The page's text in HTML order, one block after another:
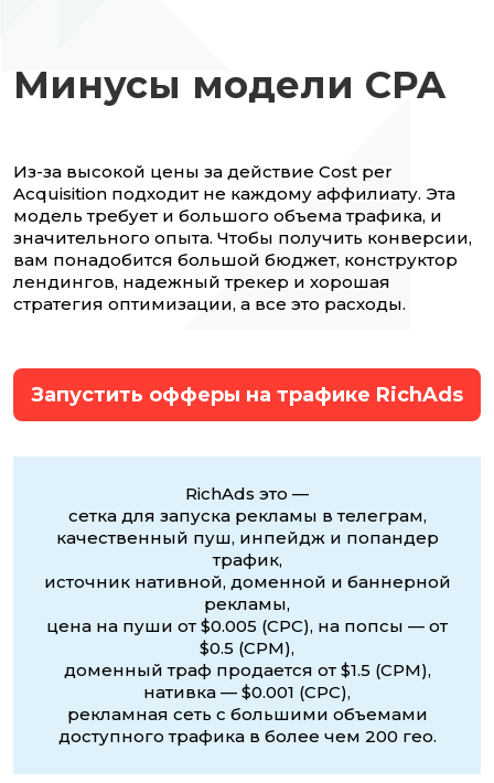
Минусы модели CPA
Из-за высокой цены за действие Cost per
Acquisition подходит не каждому аффилиату. Эта
модель требует и большого объема трафика, и
значительного опыта. Чтобы получить конверсии,
вам понадобится большой бюджет, конструктор
лендингов, надежный трекер и хорошая
стратегия оптимизации, а все это расходы.
Запустить офферы на трафике RichAds
RichAds это —
сетка для запуска рекламы в телеграм,
качественный пуш, инпейдж и попандер
трафик,
источник нативной, доменной и баннерной
рекламы,
цена на пуши от $0.005 (CPC), на попсы — от
$0.5 (CPM),
доменный траф продается от $1.5 (CPM),
нативка — $0.001 (CPC),
рекламная сеть с большими объемами
доступного трафика в более чем 200 гео.